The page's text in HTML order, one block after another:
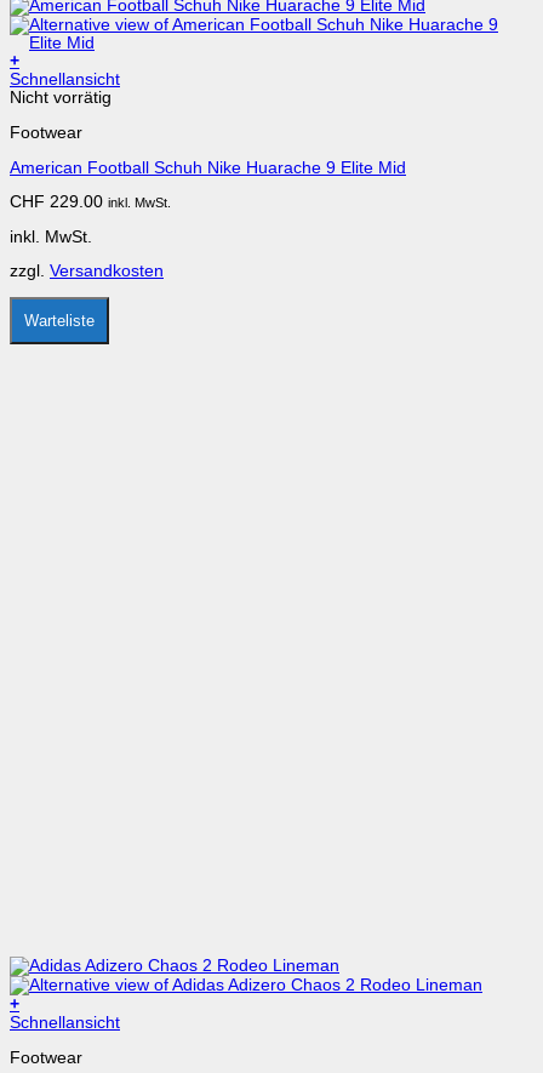
+
Dieses
Produkt
mehrere
auf.
Optionen
auf
Produktseite
gewählt
werden
Schnellansicht
Nicht vorrätig
Footwear
American Football Schuh Nike Huarache 9 Elite Mid
CHF 229.00 inkl. MwSt.
inkl. MwSt.
zzgl. Versandkosten
Warteliste
+
Dieses
weist
Schnellansicht
Footwear